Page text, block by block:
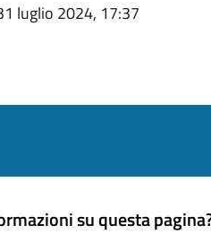
luglio 2024, 17:37
su questa